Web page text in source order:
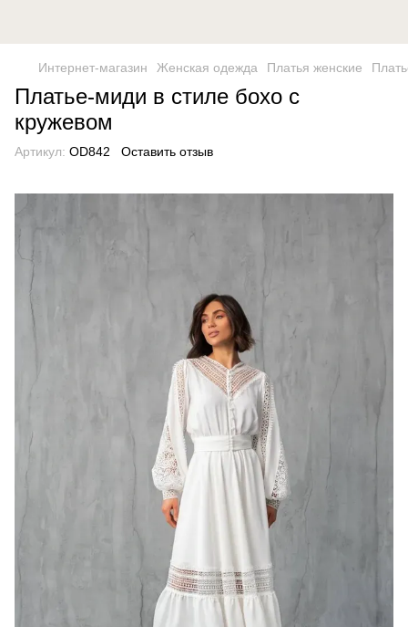
Интернет-магазин Женская одежда Платья женские
Платье-миди в стиле бохо с
кружевом
Артикул: OD842 Оставить отзыв